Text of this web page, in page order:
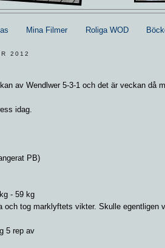
Mina Filmer Roliga WOD
2012
av Wendlwer 5-3-1 och det är veckan då
idag.
PB)
- 59 kg
och tog marklyftets vikter. Skulle egentligen
5 rep av